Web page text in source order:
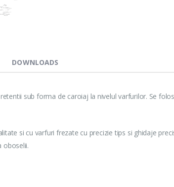
DOWNLOADS
sub forma de caroiaj la nivelul varfurilor. Se
si cu varfuri frezate cu precizie tips si ghidaje
oboselii.